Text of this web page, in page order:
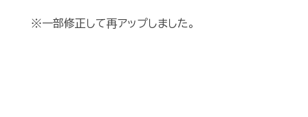
※一部修正して再アップしました。